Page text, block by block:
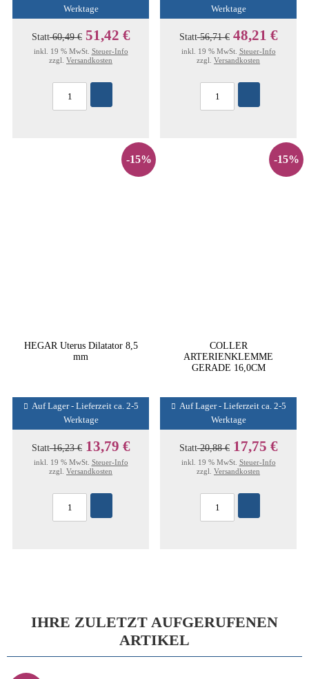
Werktage
Statt60,49 € 51,42 €
inkl. 19 % MwSt. Steuer-Info
zzgl. Versandkosten
Werktage
Statt56,71 € 48,21 €
inkl. 19 % MwSt. Steuer-Info
zzgl. Versandkosten
-15%
HEGAR Uterus Dilatator 8,5
mm
Auf Lager - Lieferzeit ca. 2-5
Werktage
Statt16,23 € 13,79 €
inkl. 19 % MwSt. Steuer-Info
zzgl. Versandkosten
-15%
COLLER
ARTERIENKLEMME
GERADE 16,0CM
Auf Lager - Lieferzeit ca. 2-5
Werktage
Statt20,88 € 17,75 €
inkl. 19 % MwSt. Steuer-Info
zzgl. Versandkosten
IHRE ZULETZT AUFGERUFENEN
ARTIKEL